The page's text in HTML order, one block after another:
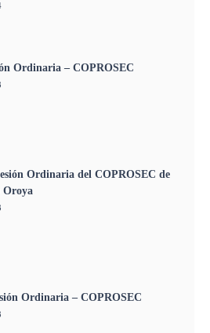
Ordinaria – COPROSEC
Ordinaria del COPROSEC de
Oroya
Ordinaria – COPROSEC